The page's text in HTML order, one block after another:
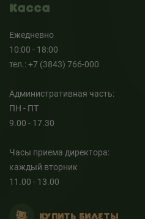
Касса
Ежедневно
10:00 - 18:00
тел.: +7 (3843) 766-000
Административная часть:
ПН - ПТ
9.00 - 17.30
Часы приема директора:
каждый вторник
11.00 - 13.00
КУПИТЬ БИЛЕТЫ